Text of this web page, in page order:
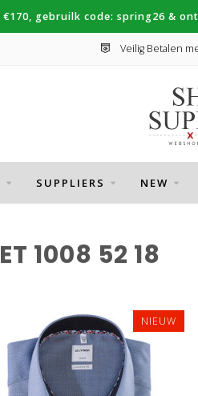
gebruilk code: spring26 &
Veilig Betalen
SUPPLIERS NEW
1008 52 18
NIEUW